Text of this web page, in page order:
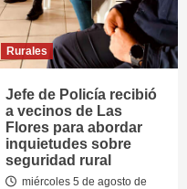
Rurales
Jefe de Policía recibió
a vecinos de Las
Flores para abordar
inquietudes sobre
seguridad rural
miércoles 5 de agosto de